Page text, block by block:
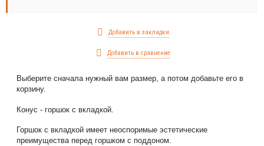
Добавить в закладки
Добавить в сравнение
Выберите сначала нужный вам размер, а потом добавьте его в
корзину.
Конус - горшок с вкладкой.
Горшок с вкладкой имеет неоспоримые эстетические
преимущества перед горшком с поддоном.